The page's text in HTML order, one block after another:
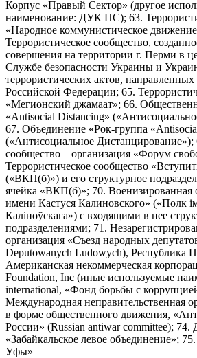
Корпус «Правый Сектор» (другое
наименование: ДУК ПС); 63.
«Народное коммунистическое
Террористическое сообщество,
совершения на территории г. Перми в
Службе безопасности Украины и
террористических актов, направленных
Российской Федерации; 65.
«Мегионский джамаат»; 66.
«Antisocial Distancing»
67. Объединение «Рок-группа
(«Антисоциальное Дистанцирование»);
сообщество – организация «Форум
Террористическое сообщество
(«ВКП(б)») и его структурное
ячейка «ВКП(б)»; 70. Военизированная
имени Кастуся Калиновского» («Полк
Калiноўскага») с входящими в нее
подразделениями; 71.
организация «Съезд народных
Deputowanych Ludowych), Республика
Американская некоммерческая
Foundation, Inc (иные используемые
international, «Фонд борьбы с
Международная неправительственная
в форме общественного движения,
России» (Russian antiwar committee); 74.
«Забайкальское левое объединение»;
Уфы»